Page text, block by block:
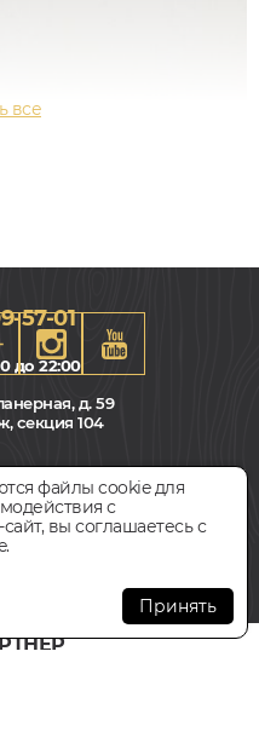
22мм
Грунтовка
1 104руб.
КУПИТЬ
57-01
до 22:00
д. 59
секция 104
парковка
2011-2026. Все права
прямая ссылка на сайт
файлы cookie для
с
вы соглашаетесь с
Принять